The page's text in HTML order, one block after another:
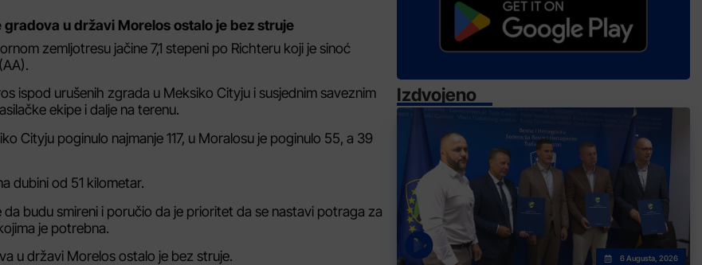
u državi Morelos ostalo je bez struje
zemljotresu jačine 7,1 stepeni po Richteru koji je sinoć
ispod urušenih zgrada u Meksiko Cityju i susjednim saveznim
ekipe i dalje na terenu.
Cityju poginulo najmanje 117, u Moralosu je poginulo 55, a 39
dubini od 51 kilometar.
budu smireni i poručio da je prioritet da se nastavi potraga za
je potrebna.
u državi Morelos ostalo je bez struje.
Izdvojeno
6 Augusta, 2026